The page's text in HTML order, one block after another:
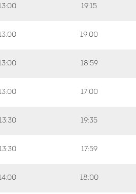
19:15
19:00
18:59
17:00
19:35
17:59
18:00